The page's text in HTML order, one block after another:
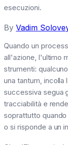
esecuzioni.
By Vadim
Quando un
all'azione, l'ultimo
strumenti:
una tantum,
successiva segua
tracciabilità e
soprattutto
o si risponde a un